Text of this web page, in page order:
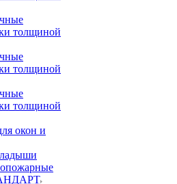
толщиной
толщиной
толщиной
окон и